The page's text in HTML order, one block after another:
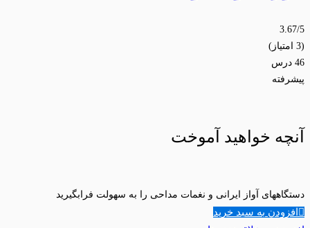
3.67/5
(3 امتیاز)
46 درس
پیشرفته
آنچه خواهید آموخت
دستگاههای آواز ایرانی و نغمات مداحی را به سهولت فرابگیرید
افزودن به سبد خرید